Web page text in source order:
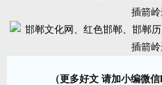
（更多好文 请加小编微